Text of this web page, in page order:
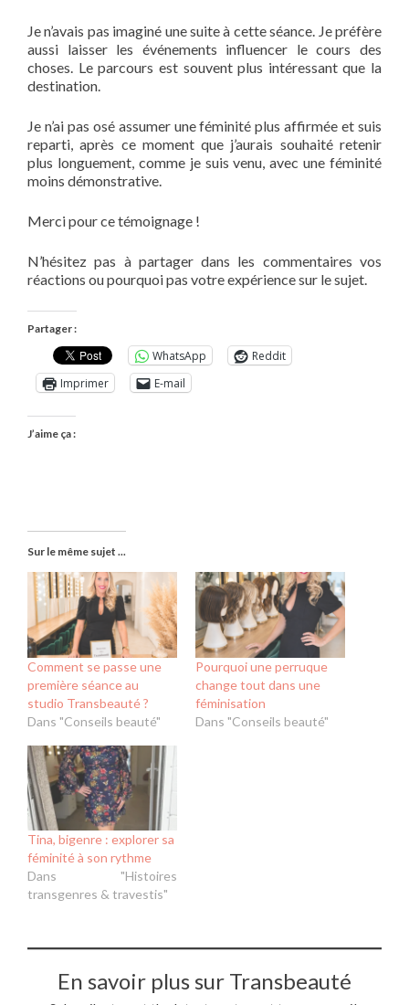
Je n’avais pas imaginé une suite à cette séance. Je préfère
aussi laisser les événements influencer le cours des
choses. Le parcours est souvent plus intéressant que la
destination.
Je n’ai pas osé assumer une féminité plus affirmée et suis
reparti, après ce moment que j’aurais souhaité retenir
plus longuement, comme je suis venu, avec une féminité
moins démonstrative.
Merci pour ce témoignage !
N’hésitez pas à partager dans les commentaires vos
réactions ou pourquoi pas votre expérience sur le sujet.
Partager :
WhatsApp
Reddit
Imprimer
E-mail
J’aime ça :
Sur le même sujet ...
Comment se passe une
première séance au
studio Transbeauté ?
Dans "Conseils beauté"
Pourquoi une perruque
change tout dans une
féminisation
Dans "Conseils beauté"
Tina, bigenre : explorer sa
féminité à son rythme
Dans "Histoires
transgenres & travestis"
En savoir plus sur Transbeauté